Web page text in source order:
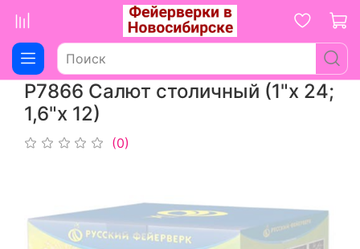
Р7866 Салют столичный (1"х 24;
1,6"х 12)
(0)